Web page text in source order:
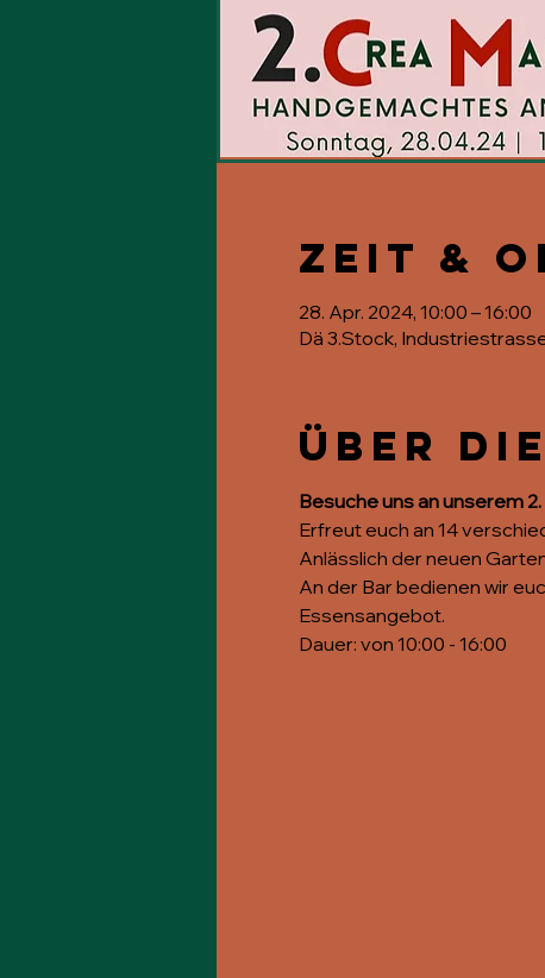
Zeit &
28. Apr. 2024, 10:00 – 16:00
Dä 3.Stock,
Über
Besuche uns an unserem
Erfreut euch an 14
Anlässlich der neuen
An der Bar bedienen wir
Essensangebot.
Dauer: von 10:00 - 16:00